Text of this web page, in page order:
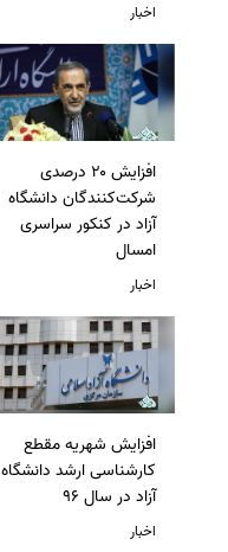
اخبار
افزایش ۲۰ درصدی
شرکت‌کنندگان دانشگاه
آزاد در کنکور سراسری
امسال
اخبار
افزایش شهریه مقطع
کارشناسی ارشد دانشگاه
آزاد در سال 96
اخبار